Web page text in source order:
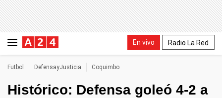
En vivo Radio La Red
Futbol DefensayJusticia Coquimbo
Histórico: Defensa goleó 4-2 a